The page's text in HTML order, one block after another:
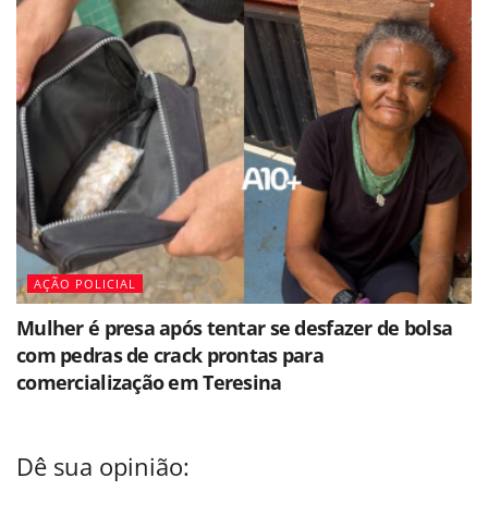
AÇÃO POLICIAL
Mulher é presa após tentar se desfazer de bolsa
com pedras de crack prontas para
comercialização em Teresina
Dê sua opinião: